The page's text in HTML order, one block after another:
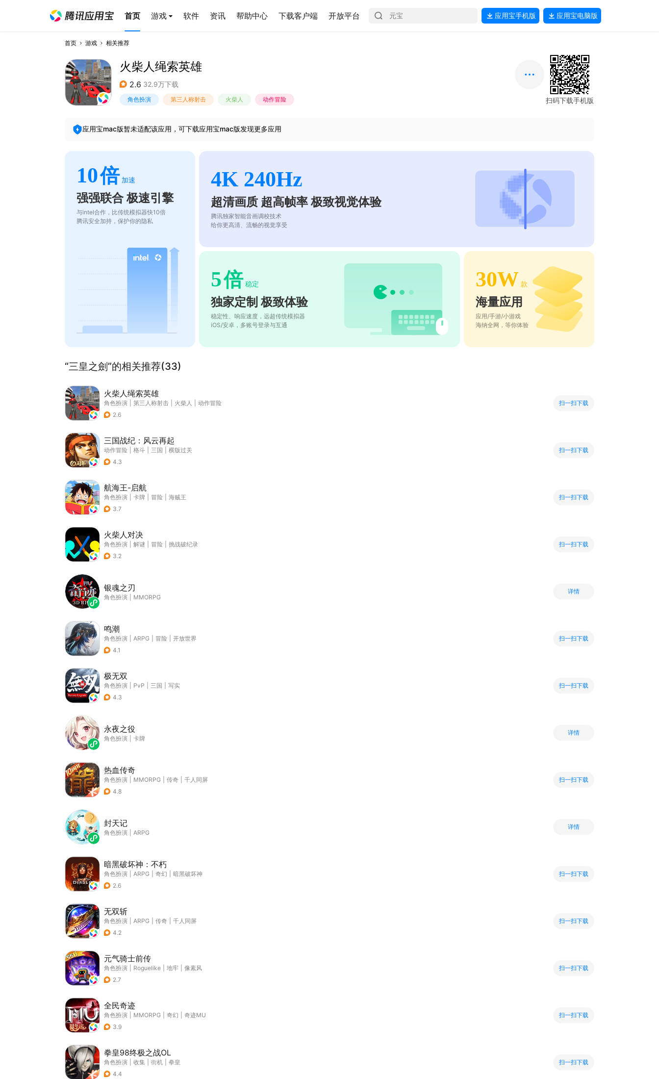
首页 游戏 软件 资讯 帮助中心 下载客户端 开放平台 应用宝手机版 应用宝电脑版
首页 游戏 相关推荐
火柴人绳索英雄
2.6 32.9万下载
角色扮演 第三人称射击 火柴人 动作冒险 扫码下载手机版
应用宝mac版暂未适配该应用，可下载应用宝mac版发现更多应用
10倍 加速
强强联合 极速引擎
与intel合作，比传统模拟器快10倍
腾讯安全加持，保护你的隐私
4K 240Hz
超清画质 超高帧率 极致视觉体验
腾讯独家智能音画调校技术
给你更高清、流畅的视觉享受
5倍 稳定
独家定制 极致体验
稳定性、响应速度，远超传统模拟器
iOS/安卓，多账号登录与互通
30W 款
海量应用
应用/手游/小游戏
海纳全网，等你体验
“三皇之劍”的相关推荐(33)
火柴人绳索英雄
角色扮演 第三人称射击 火柴人
动作冒险
2.6
扫一扫下载
三国战纪：风云再起
动作冒险 格斗 三国
横版过关
4.3
扫一扫下载
航海王-启航
角色扮演 卡牌 冒险
海贼王
3.7
扫一扫下载
火柴人对决
角色扮演 解谜 冒险
挑战破纪录
3.2
扫一扫下载
银魂之刃
角色扮演 MMORPG
详情
鸣潮
角色扮演 ARPG 冒险
开放世界
4.1
扫一扫下载
极无双
角色扮演 PvP 三国
写实
4.3
扫一扫下载
永夜之役
角色扮演 卡牌
详情
热血传奇
角色扮演 MMORPG 传奇
千人同屏
4.8
扫一扫下载
封天记
角色扮演 ARPG
详情
暗黑破坏神：不朽
角色扮演 ARPG 奇幻
暗黑破坏神
2.6
扫一扫下载
无双斩
角色扮演 ARPG 传奇
千人同屏
4.2
扫一扫下载
元气骑士前传
角色扮演 Roguelike 地牢
像素风
2.7
扫一扫下载
全民奇迹
角色扮演 MMORPG 奇幻
奇迹MU
3.9
扫一扫下载
拳皇98终极之战OL
角色扮演 收集 街机
拳皇
4.4
扫一扫下载